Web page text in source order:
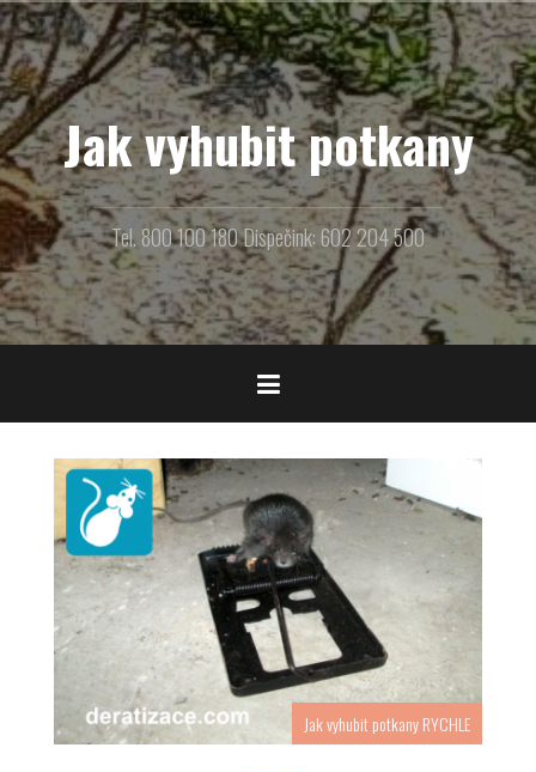
Přejít
k
obsahu
webu
Jak vyhubit potkany
Tel. 800 100 180 Dispečink: 602 204 500
Jak vyhubit potkany RYCHLE